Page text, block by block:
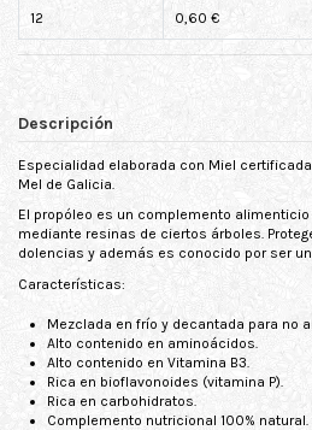
12 0,60 €
Descripción
Especialidad elaborada con Miel
Mel de Galicia.
El propóleo es un complemento
mediante resinas de ciertos árboles.
dolencias y además es conocido por ser
Características:
Mezclada en frío y decantada para no
Alto contenido en aminoácidos.
Alto contenido en Vitamina B3.
Rica en bioflavonoides (vitamina P).
Rica en carbohidratos.
Complemento nutricional 100% natural.